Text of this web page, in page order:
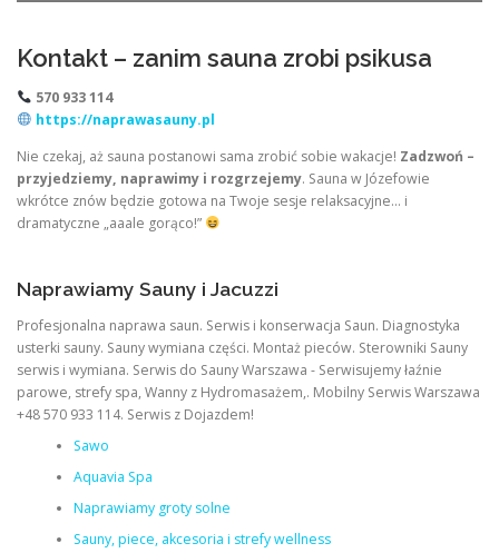
Kontakt – zanim sauna zrobi psikusa
570 933 114
https://naprawasauny.pl
Nie czekaj, aż sauna postanowi sama zrobić sobie wakacje! Zadzwoń –
przyjedziemy, naprawimy i rozgrzejemy. Sauna w Józefowie
wkrótce znów będzie gotowa na Twoje sesje relaksacyjne… i
dramatyczne „aaale gorąco!”
Naprawiamy Sauny i Jacuzzi
Profesjonalna naprawa saun. Serwis i konserwacja Saun. Diagnostyka
usterki sauny. Sauny wymiana części. Montaż pieców. Sterowniki Sauny
serwis i wymiana. Serwis do Sauny Warszawa - Serwisujemy łaźnie
parowe, strefy spa, Wanny z Hydromasażem,. Mobilny Serwis Warszawa
+48 570 933 114. Serwis z Dojazdem!
Sawo
Aquavia Spa
Naprawiamy groty solne
Sauny, piece, akcesoria i strefy wellness